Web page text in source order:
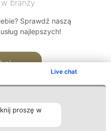
Live chat
proszę w
branży
Sprawdź naszą
najlepszych!